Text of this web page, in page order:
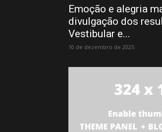
Emoção e alegria
divulgação dos
Vestibular e...
10 de dezembro de 2025